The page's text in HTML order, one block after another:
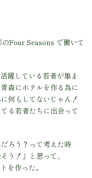
Four Seasons で働いて
躍している若者が集ま
森にホテルを作る為に
何もしてないじゃん！
る若者たちに出会って
ろう？って考えた時
う！」と思って、
を作った。